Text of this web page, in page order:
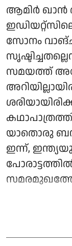
ആമിർ ഖാൻ
സോനം
സമയത്ത്
യാതൊരു
ഇന്ന്,